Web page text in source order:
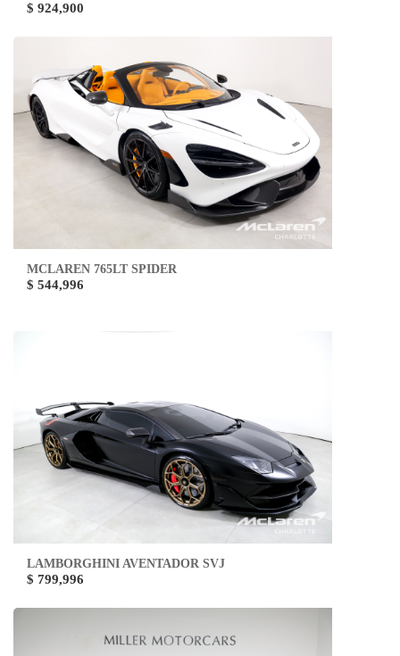
$ 924,900
MCLAREN 765LT SPIDER
$ 544,996
LAMBORGHINI AVENTADOR SVJ
$ 799,996